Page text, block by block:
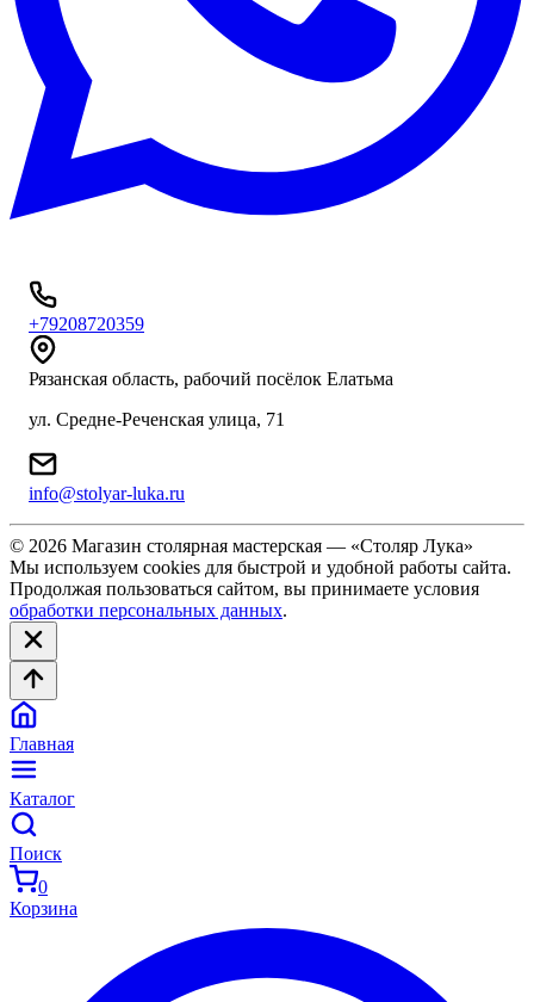
+79208720359
Рязанская область, рабочий посёлок Елатьма
ул. Средне-Реченская улица, 71
info@stolyar-luka.ru
© 2026 Магазин столярная мастерская — «Столяр Лука»
Мы используем cookies для быстрой и удобной работы сайта.
Продолжая пользоваться сайтом, вы принимаете условия
обработки персональных данных.
Главная
Каталог
Поиск
0
Корзина